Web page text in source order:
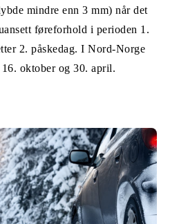
mindre enn 3 mm) når det
føreforhold i perioden 1.
2. påskedag. I Nord-Norge
oktober og 30. april.